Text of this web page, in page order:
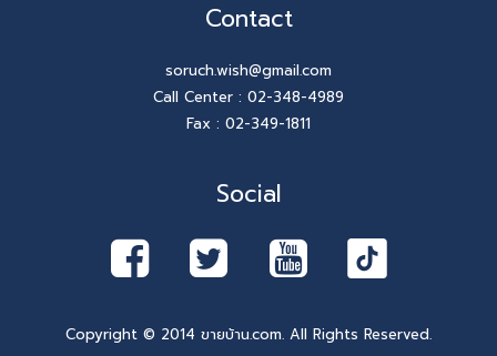
Contact
soruch.wish@gmail.com
Call Center : 02-348-4989
Fax : 02-349-1811
Social
Copyright © 2014 ขายบ้าน.com. All Rights Reserved.